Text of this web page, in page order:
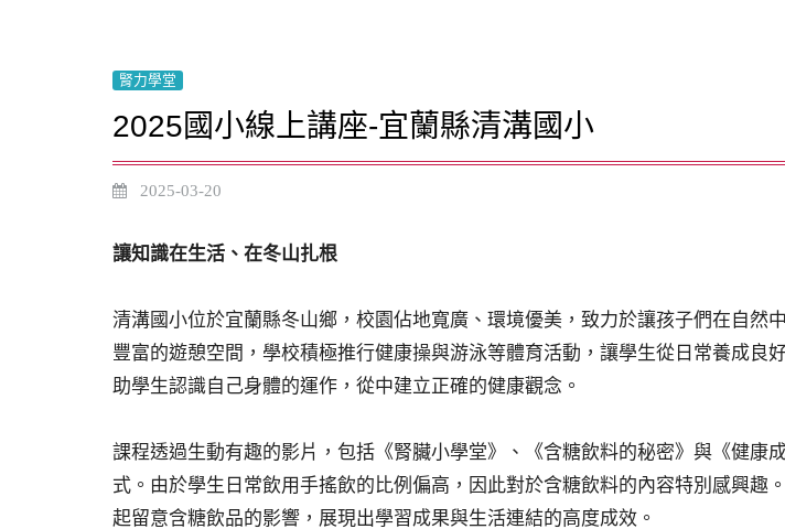
腎力學堂
2025國小線上講座-宜蘭縣清溝國小
2025-03-20
讓知識在生活、在冬山扎根
清溝國小位於宜蘭縣冬山鄉，校園佔地寬廣、環境優美，致力於讓孩子們在自
豐富的遊憩空間，學校積極推行健康操與游泳等體育活動，讓學生從日常養成
助學生認識自己身體的運作，從中建立正確的健康觀念。
課程透過生動有趣的影片，包括《腎臟小學堂》、《含糖飲料的秘密》與《健
式。由於學生日常飲用手搖飲的比例偏高，因此對於含糖飲料的內容特別感興
起留意含糖飲品的影響，展現出學習成果與生活連結的高度成效。